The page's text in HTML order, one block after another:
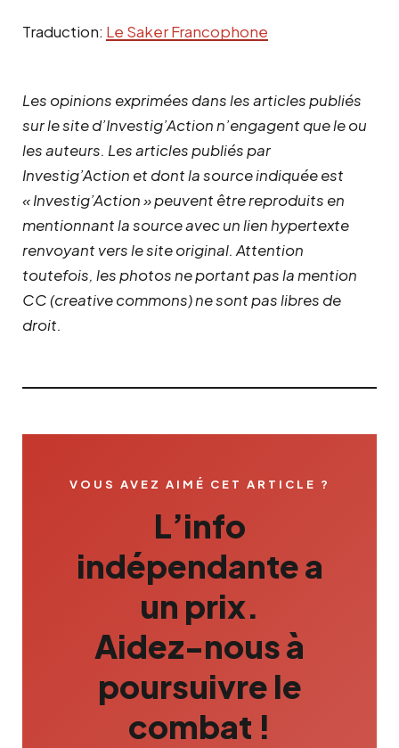
Traduction: Le Saker Francophone
Les opinions exprimées dans les articles publiés
sur le site d’Investig’Action n’engagent que le ou
les auteurs. Les articles publiés par
Investig’Action et dont la source indiquée est
« Investig’Action » peuvent être reproduits en
mentionnant la source avec un lien hypertexte
renvoyant vers le site original. Attention
toutefois, les photos ne portant pas la mention
CC (creative commons) ne sont pas libres de
droit.
VOUS AVEZ AIMÉ CET ARTICLE ?
L’info
indépendante a
un prix.
Aidez-nous à
poursuivre le
combat !